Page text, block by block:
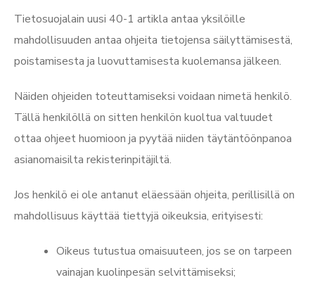
Tietosuojalain uusi 40-1 artikla antaa yksilöille
mahdollisuuden antaa ohjeita tietojensa säilyttämisestä,
poistamisesta ja luovuttamisesta kuolemansa jälkeen.
Näiden ohjeiden toteuttamiseksi voidaan nimetä henkilö.
Tällä henkilöllä on sitten henkilön kuoltua valtuudet
ottaa ohjeet huomioon ja pyytää niiden täytäntöönpanoa
asianomaisilta rekisterinpitäjiltä.
Jos henkilö ei ole antanut eläessään ohjeita, perillisillä on
mahdollisuus käyttää tiettyjä oikeuksia, erityisesti:
Oikeus tutustua omaisuuteen, jos se on tarpeen
vainajan kuolinpesän selvittämiseksi;